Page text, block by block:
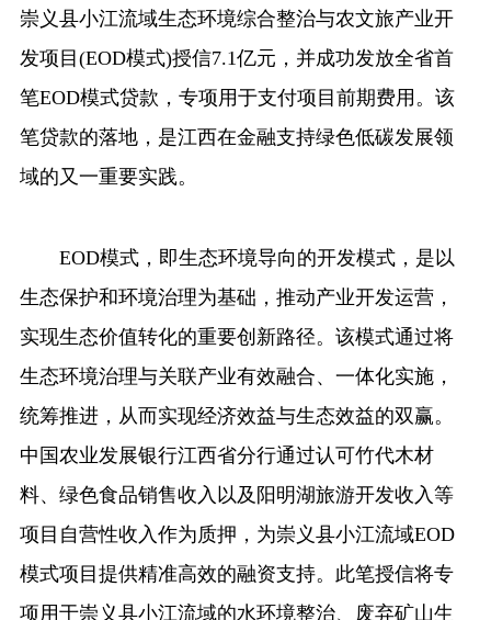
访谈 视频 图片 政务
法律 中央文件 金融 汽车
食品 人居 信息化 数字经济
学术中国
公益 一带一路 亚太网 上市公司
文化产业
北京 天津 河北
辽宁 吉林 上海 江苏
浙江 安徽 福建 江西
崇义县小江流域生态环境综合整治与农文旅产业开
发项目(EOD模式)授信7.1亿元，并成功发放全省首
笔EOD模式贷款，专项用于支付项目前期费用。该
笔贷款的落地，是江西在金融支持绿色低碳发展领
域的又一重要实践。
EOD模式，即生态环境导向的开发模式，是以
生态保护和环境治理为基础，推动产业开发运营，
实现生态价值转化的重要创新路径。该模式通过将
生态环境治理与关联产业有效融合、一体化实施，
统筹推进，从而实现经济效益与生态效益的双赢。
中国农业发展银行江西省分行通过认可竹代木材
料、绿色食品销售收入以及阳明湖旅游开发收入等
项目自营性收入作为质押，为崇义县小江流域EOD
模式项目提供精准高效的融资支持。此笔授信将专
项用于崇义县小江流域的水环境整治、废弃矿山生